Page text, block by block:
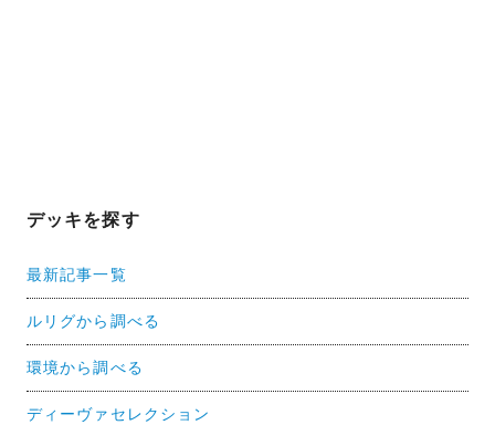
デッキを探す
最新記事一覧
ルリグから調べる
環境から調べる
ディーヴァセレクション